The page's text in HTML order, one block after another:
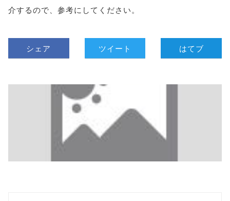
介するので、参考にしてください。
シェア ツイート はてブ